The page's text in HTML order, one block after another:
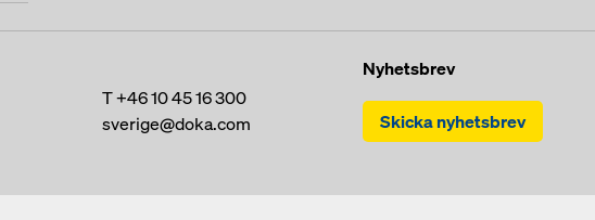
T+46 10 45 16 300
sverige@doka.com
Nyhetsbrev
Skicka nyhetsbrev